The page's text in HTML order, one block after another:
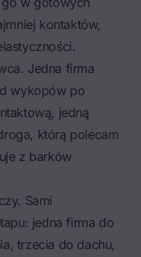
kontaktów,
Jedna firma
wykopów po
jedną
którą polecam
z barków
Sami
jedna firma do
trzecia do dachu,